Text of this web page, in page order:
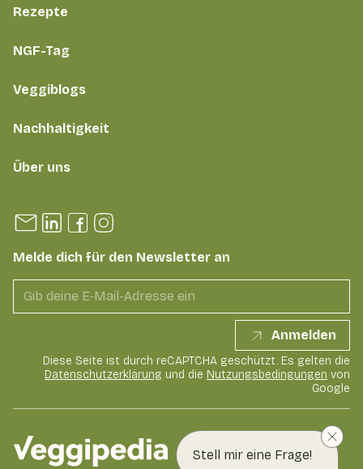
Stell mir eine Frage!
Rezepte
NGF-Tag
Veggiblogs
Nachhaltigkeit
Über uns
Melde dich für den Newsletter an
Anmelden
Diese Seite ist durch reCAPTCHA geschützt. Es gelten die
Datenschutzerklärung und die Nutzungsbedingungen von
Google